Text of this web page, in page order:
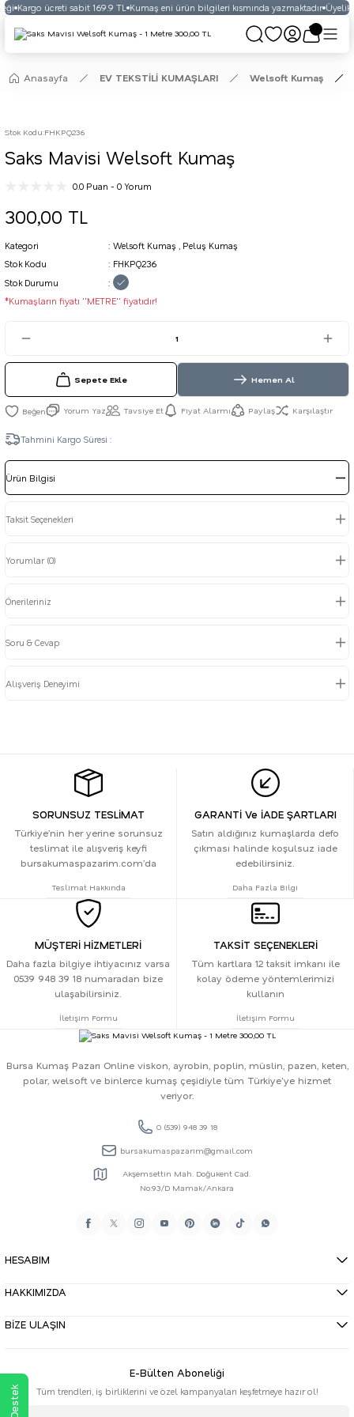
Kargo ücreti sabit 169.9 TL Kumaş eni ürün bilgileri kısmında yazmaktadır Üyelikli
Anasayfa EV TEKSTİLİ KUMAŞLARI Welsoft Kumaş
Stok Kodu:FHKPQ236
Saks Mavisi Welsoft Kumaş
0.0 Puan - 0 Yorum
300,00 TL
Kategori Welsoft Kumaş , Peluş Kumaş
Stok Kodu
FHKPQ236
Stok Durumu
*Kumaşların fiyatı ''METRE'' fiyatıdır!
Sepete Ekle Hemen Al
Yorum Yaz Tavsiye Et Fiyat Alarmı Paylaş Karşılaştır
Tahmini Kargo Süresi :
Ürün Bilgisi
Taksit Seçenekleri
Yorumlar (0)
Önerileriniz
Soru & Cevap
Alışveriş Deneyimi
SORUNSUZ TESLİMAT
Türkiye’nin her yerine sorunsuz
teslimat ile alışveriş keyfi
bursakumaspazarim.com’da
Teslimat Hakkında
GARANTİ Ve İADE ŞARTLARI
Satın aldığınız kumaşlarda defo
çıkması halinde koşulsuz iade
edebilirsiniz.
Daha Fazla Bilgi
MÜŞTERİ HİZMETLERİ
Daha fazla bilgiye ihtiyacınız varsa
0539 948 39 18 numaradan bize
ulaşabilirsiniz.
İletişim Formu
TAKSİT SEÇENEKLERİ
Tüm kartlara 12 taksit imkanı ile
kolay ödeme yöntemlerimizi
kullanın
İletişim Formu
Bursa Kumaş Pazarı Online viskon, ayrobin, poplin, müslin, pazen, keten,
polar, welsoft ve binlerce kumaş çeşidiyle tüm Türkiye'ye hizmet
veriyor.
0 (539) 948 39 18
bursakumaspazarim@gmail.com
Akşemsettin Mah. Doğukent Cad.
No:93/D Mamak/Ankara
HESABIM
HAKKIMIZDA
BİZE ULAŞIN
E-Bülten Aboneliği
Tüm trendleri, iş birliklerini ve özel kampanyaları keşfetmeye hazır ol!